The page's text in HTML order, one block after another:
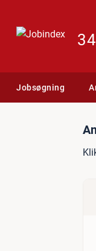
Jobsøgning